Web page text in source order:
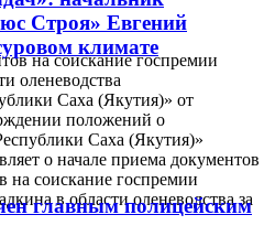
Саха (Якутия)» от
положений о
Саха (Якутия)»
о начале приема документов
на соискание госпремии
в области оленеводства за
Строя» Евгений
климате
главным полицейским